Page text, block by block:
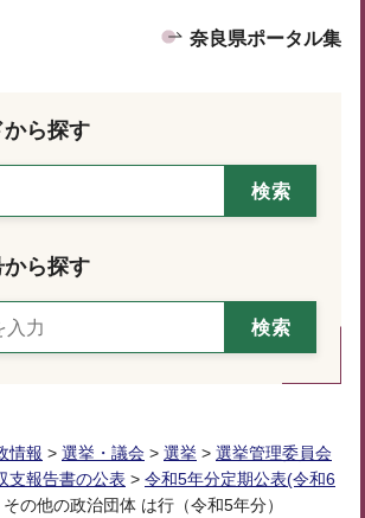
奈良県ポータル集
ら探す
ら探す
情報 > 選挙・議会 > 選挙 > 選挙管理委員会
支報告書の公表 > 令和5年分定期公表(令和6
その他の政治団体 は行（令和5年分）